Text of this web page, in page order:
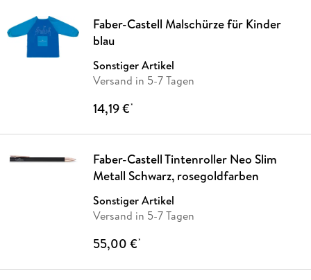
Faber-Castell Malschürze für Kinder
blau
Sonstiger Artikel
Versand in 5-7 Tagen
14,19 €*
Faber-Castell Tintenroller Neo Slim
Metall Schwarz, rosegoldfarben
Sonstiger Artikel
Versand in 5-7 Tagen
55,00 €*